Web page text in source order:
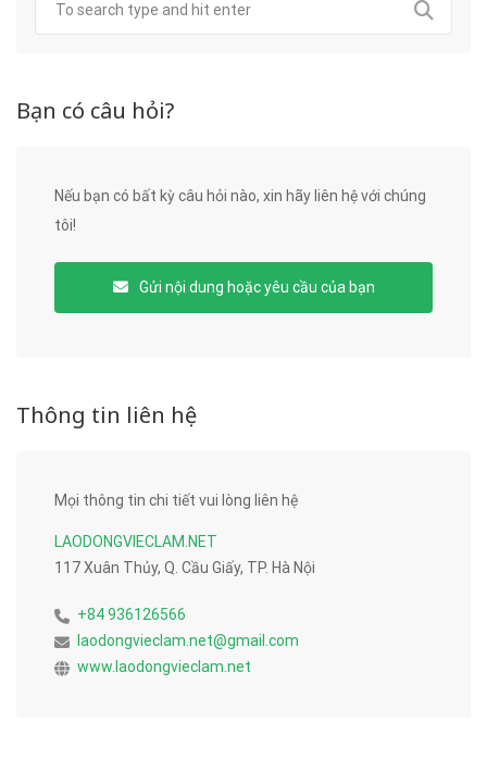
Bạn có câu hỏi?
Nếu bạn có bất kỳ câu hỏi nào, xin hãy liên hệ với chúng
tôi!
Gửi nội dung hoặc yêu cầu của bạn
Thông tin liên hệ
Mọi thông tin chi tiết vui lòng liên hệ
LAODONGVIECLAM.NET
117 Xuân Thủy, Q. Cầu Giấy, TP. Hà Nội
+84 936126566
laodongvieclam.net@gmail.com
www.laodongvieclam.net